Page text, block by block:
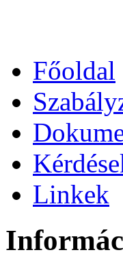
Főoldal
Linkek